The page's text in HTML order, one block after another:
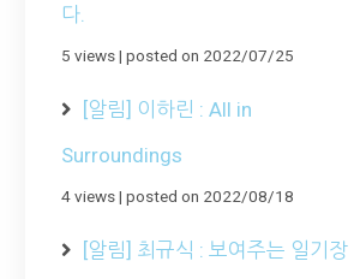
다.
5 views| posted on 2022/07/25
[알림] 이하린 : All in
Surroundings
4 views| posted on 2022/08/18
[알림] 최규식 : 보여주는 일기장